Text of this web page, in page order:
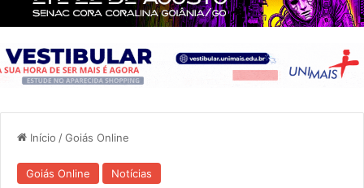
Início /Goiás Online
Goiás Online Notícias